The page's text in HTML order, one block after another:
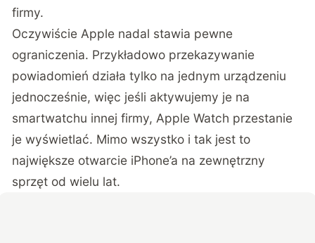
firmy.
Oczywiście Apple nadal stawia pewne
ograniczenia. Przykładowo przekazywanie
powiadomień działa tylko na jednym urządzeniu
jednocześnie, więc jeśli aktywujemy je na
smartwatchu innej firmy, Apple Watch przestanie
je wyświetlać. Mimo wszystko i tak jest to
największe otwarcie iPhone’a na zewnętrzny
sprzęt od wielu lat.